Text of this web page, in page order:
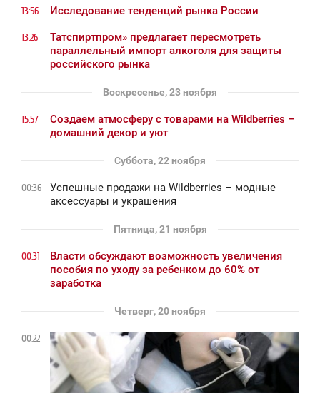
13:56 Исследование тенденций рынка России
13:26
Татспиртпром» предлагает пересмотреть
параллельный импорт алкоголя для защиты
российского рынка
Воскресенье, 23 ноября
15:57
Создаем атмосферу с товарами на Wildberries –
домашний декор и уют
Суббота, 22 ноября
00:36
Успешные продажи на Wildberries – модные
аксессуары и украшения
Пятница, 21 ноября
00:31
Власти обсуждают возможность увеличения
пособия по уходу за ребенком до 60% от
заработка
Четверг, 20 ноября
00:22